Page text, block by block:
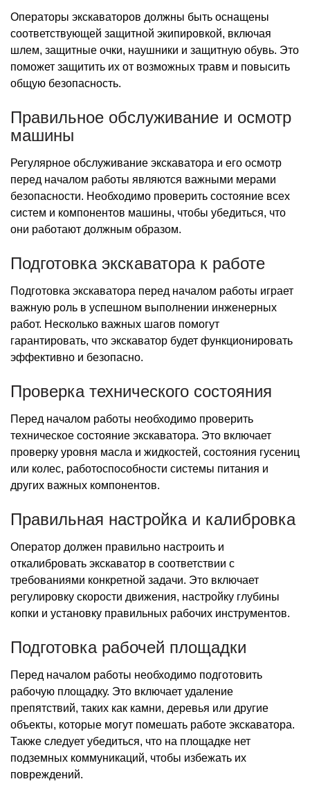
Операторы экскаваторов должны быть оснащены
соответствующей защитной экипировкой, включая
шлем, защитные очки, наушники и защитную обувь. Это
поможет защитить их от возможных травм и повысить
общую безопасность.
Правильное обслуживание и осмотр
машины
Регулярное обслуживание экскаватора и его осмотр
перед началом работы являются важными мерами
безопасности. Необходимо проверить состояние всех
систем и компонентов машины, чтобы убедиться, что
они работают должным образом.
Подготовка экскаватора к работе
Подготовка экскаватора перед началом работы играет
важную роль в успешном выполнении инженерных
работ. Несколько важных шагов помогут
гарантировать, что экскаватор будет функционировать
эффективно и безопасно.
Проверка технического состояния
Перед началом работы необходимо проверить
техническое состояние экскаватора. Это включает
проверку уровня масла и жидкостей, состояния гусениц
или колес, работоспособности системы питания и
других важных компонентов.
Правильная настройка и калибровка
Оператор должен правильно настроить и
откалибровать экскаватор в соответствии с
требованиями конкретной задачи. Это включает
регулировку скорости движения, настройку глубины
копки и установку правильных рабочих инструментов.
Подготовка рабочей площадки
Перед началом работы необходимо подготовить
рабочую площадку. Это включает удаление
препятствий, таких как камни, деревья или другие
объекты, которые могут помешать работе экскаватора.
Также следует убедиться, что на площадке нет
подземных коммуникаций, чтобы избежать их
повреждений.